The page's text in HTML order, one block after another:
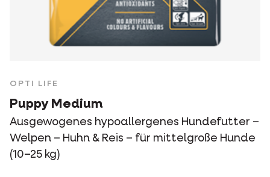
OPTI LIFE
Puppy Medium
Ausgewogenes hypoallergenes Hundefutter –
Welpen – Huhn & Reis – für mittelgroße Hunde
(10–25 kg)